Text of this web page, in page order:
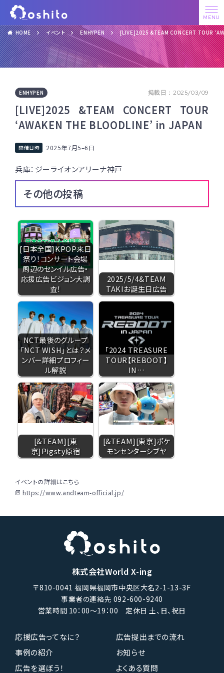
HOME イベント ENHYPEN [LIVE]2025 &TEAM CONCERT TOUR
ENHYPEN 掲載日：2025/03/09
[LIVE]2025 &TEAM CONCERT TOUR
‘AWAKEN THE BLOODLINE’ in JAPAN
2025年7月5–6日
兵庫：ジーライオンアリーナ神戸
その他の投稿
[日本全国]KPOP来日
祭り！コンサート会場
周辺のセンイル広告・
応援広告ビジョン大調
査！
2025/5/4&TEAM
TAKIお誕生日広告
NCT最後のグループ
「NCT WISH」とは？メ
ンバー詳細プロフィー
ル解説
「2024 TREASURE
TOUR【REBOOT】
IN…
[&TEAM][東
京]Pigsty原宿
[&TEAM][東京]ポケ
モンセンターシブヤ
イベントの詳細はこちら
https://www.andteam-official.jp/
株式会社World X-ing
〒810-0041 福岡県福岡市中央区大名2-1-13-3F
事業者の連絡先 092-600-9240
営業時間 10：00〜19：00 定休日 土、日、祝日
応援広告ってなに？
広告提出までの流れ
事例の紹介
お知らせ
広告を選ぼう！
よくある質問